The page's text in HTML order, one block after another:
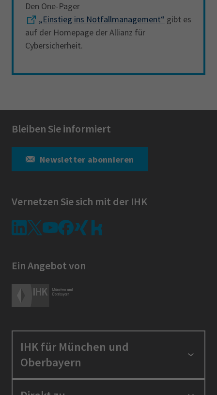
Den One-Pager
„Einstieg ins Notfallmanagement“ gibt es
auf der Homepage der Allianz für
Cybersicherheit.
Bleiben Sie informiert
Newsletter abonnieren
Vernetzen Sie sich mit der IHK
Ein Angebot von
IHK für München und
Oberbayern
Standortpolitik